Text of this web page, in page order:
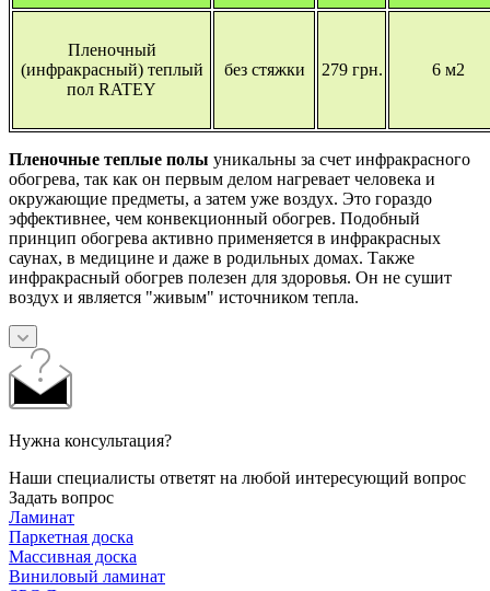
Пленочный
(инфракрасный) теплый
пол RATEY
без стяжки 279 грн. 6 м2
Пленочные теплые полы уникальны за счет инфракрасного
обогрева, так как он первым делом нагревает человека и
окружающие предметы, а затем уже воздух. Это гораздо
эффективнее, чем конвекционный обогрев. Подобный
принцип обогрева активно применяется в инфракрасных
саунах, в медицине и даже в родильных домах. Также
инфракрасный обогрев полезен для здоровья. Он не сушит
воздух и является "живым" источником тепла.
Нужна консультация?
Наши специалисты ответят на любой интересующий вопрос
Задать вопрос
Ламинат
Паркетная доска
Массивная доска
Виниловый ламинат